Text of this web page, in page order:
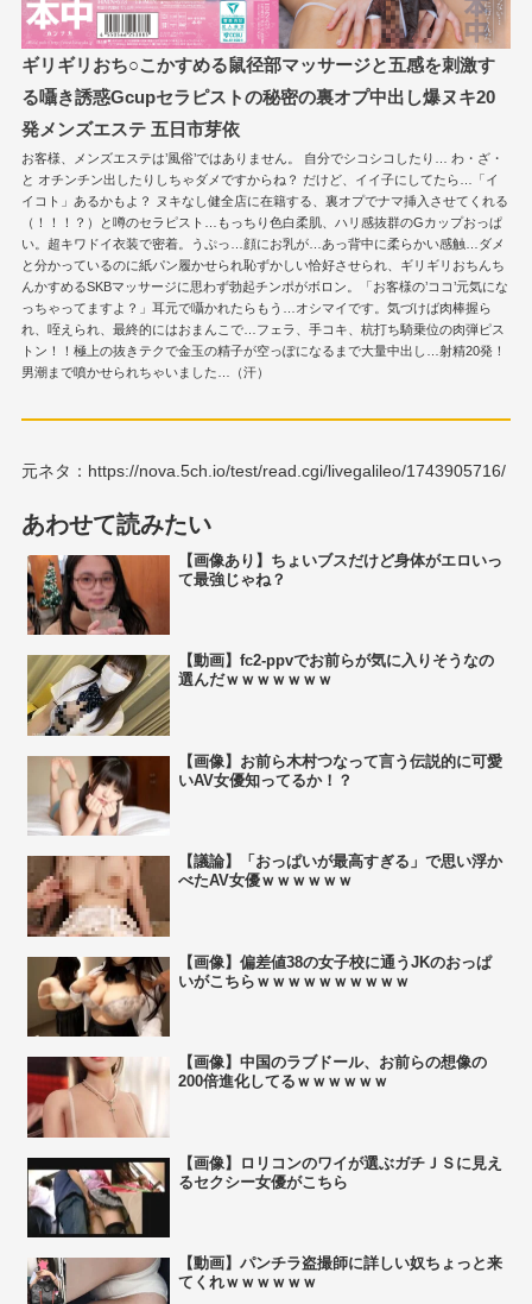
ギリギリおち○こかすめる鼠径部マッサージと五感を刺激す
る囁き誘惑Gcupセラピストの秘密の裏オプ中出し爆ヌキ20
発メンズエステ 五日市芽依
お客様、メンズエステは’風俗’ではありません。 自分でシコシコしたり… わ・ざ・
と オチンチン出したりしちゃダメですからね？ だけど、イイ子にしてたら…「イ
イコト」あるかもよ？ ヌキなし健全店に在籍する、裏オプでナマ挿入させてくれる
（！！！？）と噂のセラピスト…もっちり色白柔肌、ハリ感抜群のGカップおっぱ
い。超キワドイ衣装で密着。うぷっ…顔にお乳が…あっ背中に柔らかい感触…ダメ
と分かっているのに紙パン履かせられ恥ずかしい恰好させられ、ギリギリおちんち
んかすめるSKBマッサージに思わず勃起チンポがボロン。「お客様の’ココ’元気にな
っちゃってますよ？」耳元で囁かれたらもう…オシマイです。気づけば肉棒握ら
れ、咥えられ、最終的にはおまんこで…フェラ、手コキ、杭打ち騎乗位の肉弾ピス
トン！！極上の抜きテクで金玉の精子が空っぽになるまで大量中出し…射精20発！
男潮まで噴かせられちゃいました…（汗）
元ネタ：https://nova.5ch.io/test/read.cgi/livegalileo/1743905716/
あわせて読みたい
【画像あり】ちょいブスだけど身体がエロいっ
て最強じゃね？
【動画】fc2-ppvでお前らが気に入りそうなの
選んだｗｗｗｗｗｗｗ
【画像】お前ら木村つなって言う伝説的に可愛
いAV女優知ってるか！？
【議論】「おっぱいが最高すぎる」で思い浮か
べたAV女優ｗｗｗｗｗｗ
【画像】偏差値38の女子校に通うJKのおっぱ
いがこちらｗｗｗｗｗｗｗｗｗｗ
【画像】中国のラブドール、お前らの想像の
200倍進化してるｗｗｗｗｗｗ
【画像】ロリコンのワイが選ぶガチＪＳに見え
るセクシー女優がこちら
【動画】パンチラ盗撮師に詳しい奴ちょっと来
てくれｗｗｗｗｗｗ